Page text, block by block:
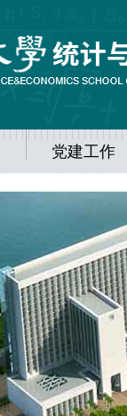
党建工作